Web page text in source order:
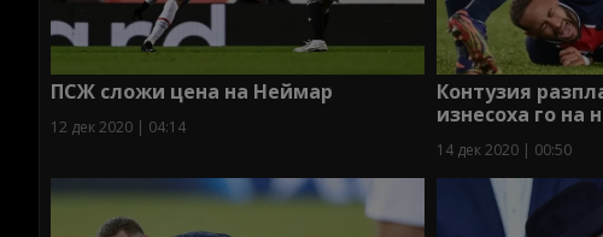
ПСЖ сложи цена на Неймар
12 дек 2020 | 04:14
Контузия
изнесоха го на
14 дек 2020 | 00:50